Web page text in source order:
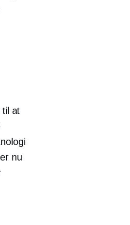
til at
nu